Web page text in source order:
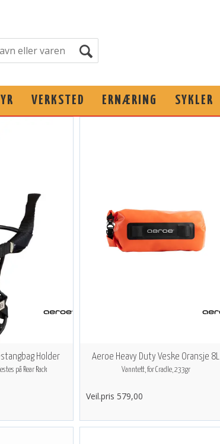
VERKSTED ERNÆRING SYKLER
Holder
på Rear Rack
Aeroe Heavy Duty Veske Oransje 8L
Vanntett, for Cradle, 233gr
Veil.pris 579,00